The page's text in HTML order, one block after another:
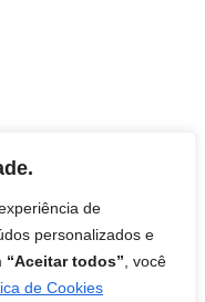
de
personalizados e
“Aceitar todos” , você
de Cookies
Disclaimer
Ocultos do Reino